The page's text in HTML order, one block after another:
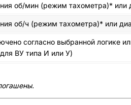
об/мин (режим тахометра)*
об/ч (режим тахометра)* или
согласно выбранной логике
ВУ типа И или У)